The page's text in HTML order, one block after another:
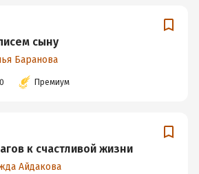
сыну
Баранова
Премиум
к счастливой жизни
Айдакова